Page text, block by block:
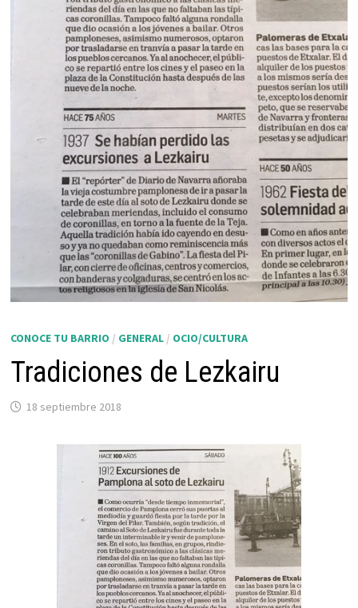
CONOCE TU BARRIO / GENERAL/ OCIO/CULTURA
Tradiciones de Lezkairu
18 septiembre 2018